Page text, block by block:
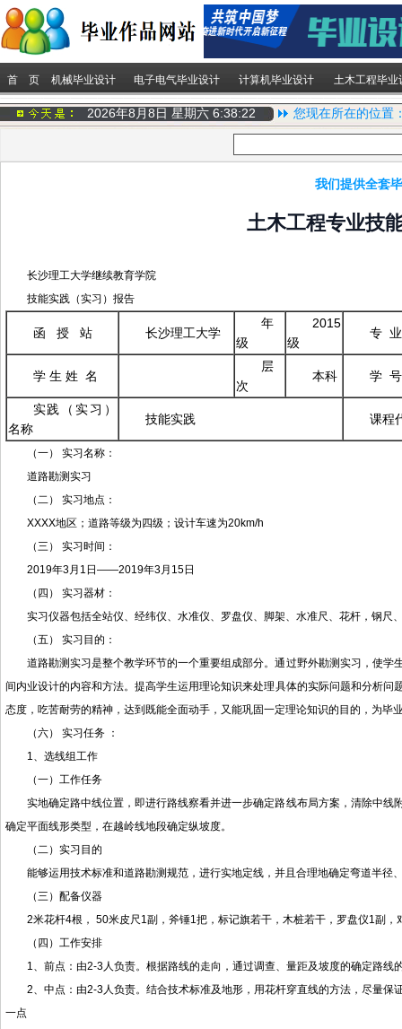
首 页 机械毕业设计 电子电气毕业设计 计算机毕业设计 土木工程毕业
2026年8月8日 星期六 6:38:23 您现在所在的位置
我们提供全套
土木工程专业技
长沙理工大学继续教育学院
技能实践（实习）报告
函 授 站 长沙理工大学
年
级
2015
级
专 业
学 生 姓 名
层
次
本科 学 号
实践（实习）
名称
技能实践 课程
（一） 实习名称：
道路勘测实习
（二） 实习地点：
XXXX地区；道路等级为四级；设计车速为20km/h
（三） 实习时间：
2019年3月1日——2019年3月15日
（四） 实习器材：
实习仪器包括全站仪、经纬仪、水准仪、罗盘仪、脚架、水准尺、花杆，钢尺
（五） 实习目的：
道路勘测实习是整个教学环节的一个重要组成部分。通过野外勘测实习，使
间内业设计的内容和方法。提高学生运用理论知识来处理具体的实际问题和分析
态度，吃苦耐劳的精神，达到既能全面动手，又能巩固一定理论知识的目的，为毕
（六） 实习任务 ：
1、选线组工作
（一）工作任务
实地确定路中线位置，即进行路线察看并进一步确定路线布局方案，清除中
确定平面线形类型，在越岭线地段确定纵坡度。
（二）实习目的
能够运用技术标准和道路勘测规范，进行实地定线，并且合理地确定弯道半径
（三）配备仪器
2米花杆4根， 50米皮尺1副，斧锤1把，标记旗若干，木桩若干，罗盘仪1副，
（四）工作安排
1、前点：由2-3人负责。根据路线的走向，通过调查、量距及坡度的确定路线
2、中点：由2-3人负责。结合技术标准及地形，用花杆穿直线的方法，尽量
一点